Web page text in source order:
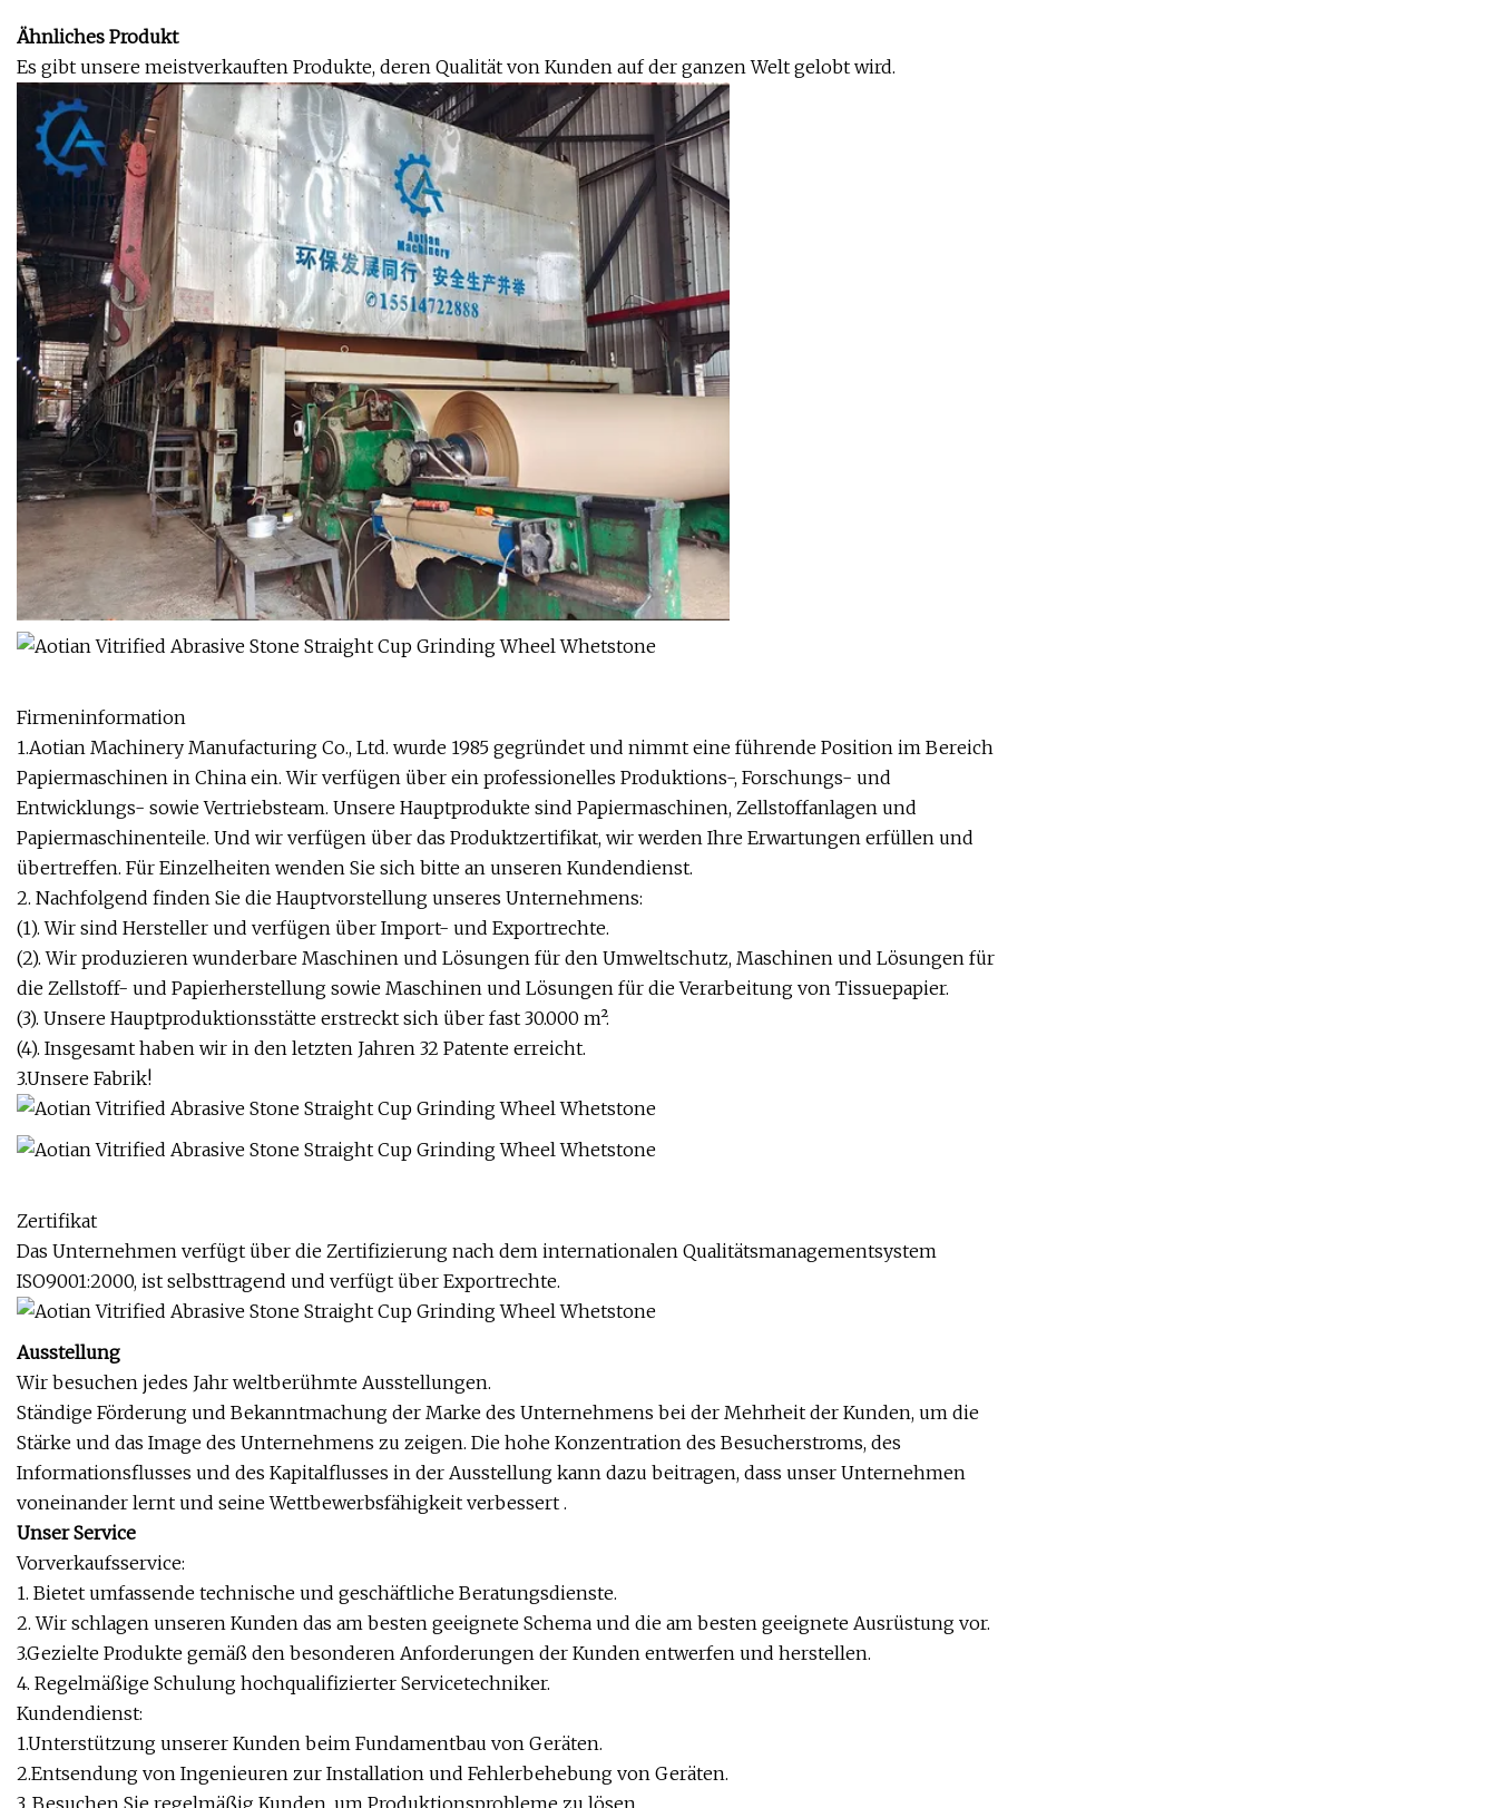
Ähnliches Produkt
Es gibt unsere meistverkauften Produkte, deren Qualität von Kunden auf der ganzen Welt gelobt wird.
Firmeninformation
1.Aotian Machinery Manufacturing Co., Ltd. wurde 1985 gegründet und nimmt eine führende Position im Bereich
Papiermaschinen in China ein. Wir verfügen über ein professionelles Produktions-, Forschungs- und
Entwicklungs- sowie Vertriebsteam. Unsere Hauptprodukte sind Papiermaschinen, Zellstoffanlagen und
Papiermaschinenteile. Und wir verfügen über das Produktzertifikat, wir werden Ihre Erwartungen erfüllen und
übertreffen. Für Einzelheiten wenden Sie sich bitte an unseren Kundendienst.
2. Nachfolgend finden Sie die Hauptvorstellung unseres Unternehmens:
(1). Wir sind Hersteller und verfügen über Import- und Exportrechte.
(2). Wir produzieren wunderbare Maschinen und Lösungen für den Umweltschutz, Maschinen und Lösungen für
die Zellstoff- und Papierherstellung sowie Maschinen und Lösungen für die Verarbeitung von Tissuepapier.
(3). Unsere Hauptproduktionsstätte erstreckt sich über fast 30.000 m².
(4). Insgesamt haben wir in den letzten Jahren 32 Patente erreicht.
3.Unsere Fabrik!
Zertifikat
Das Unternehmen verfügt über die Zertifizierung nach dem internationalen Qualitätsmanagementsystem
ISO9001:2000, ist selbsttragend und verfügt über Exportrechte.
Ausstellung
Wir besuchen jedes Jahr weltberühmte Ausstellungen.
Ständige Förderung und Bekanntmachung der Marke des Unternehmens bei der Mehrheit der Kunden, um die
Stärke und das Image des Unternehmens zu zeigen. Die hohe Konzentration des Besucherstroms, des
Informationsflusses und des Kapitalflusses in der Ausstellung kann dazu beitragen, dass unser Unternehmen
voneinander lernt und seine Wettbewerbsfähigkeit verbessert .
Unser Service
Vorverkaufsservice:
1. Bietet umfassende technische und geschäftliche Beratungsdienste.
2. Wir schlagen unseren Kunden das am besten geeignete Schema und die am besten geeignete Ausrüstung vor.
3.Gezielte Produkte gemäß den besonderen Anforderungen der Kunden entwerfen und herstellen.
4. Regelmäßige Schulung hochqualifizierter Servicetechniker.
Kundendienst:
1.Unterstützung unserer Kunden beim Fundamentbau von Geräten.
2.Entsendung von Ingenieuren zur Installation und Fehlerbehebung von Geräten.